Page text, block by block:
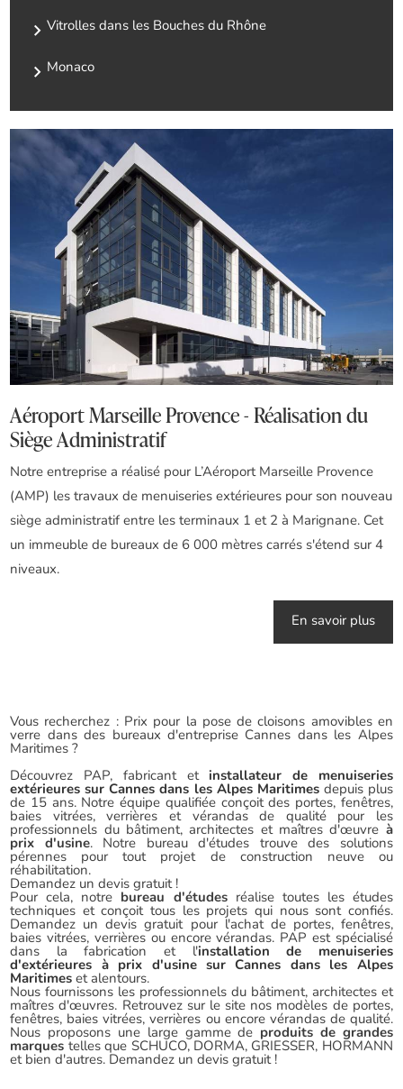
Vitrolles dans les Bouches du Rhône
Monaco
Aéroport Marseille Provence - Réalisation du
Siège Administratif
Notre entreprise a réalisé pour L’Aéroport Marseille Provence
(AMP) les travaux de menuiseries extérieures pour son nouveau
siège administratif entre les terminaux 1 et 2 à Marignane. Cet
un immeuble de bureaux de 6 000 mètres carrés s'étend sur 4
niveaux.
En savoir plus
Vous recherchez : Prix pour la pose de cloisons amovibles en
verre dans des bureaux d'entreprise Cannes dans les Alpes
Maritimes ?
Découvrez PAP, fabricant et installateur de menuiseries
extérieures sur Cannes dans les Alpes Maritimesdepuis plus
de 15 ans. Notre équipe qualifiée conçoit des portes, fenêtres,
baies vitrées, verrières et vérandas de qualité pour les
professionnels du bâtiment, architectes et maîtres d'œuvre à
prix d'usine. Notre bureau d'études trouve des solutions
pérennes pour tout projet de construction neuve ou
réhabilitation.
Demandez un devis gratuit !
Pour cela, notre bureau d'étudesréalise toutes les études
techniques et conçoit tous les projets qui nous sont confiés.
Demandez un devis gratuit pour l'achat de portes, fenêtres,
baies vitrées, verrières ou encore vérandas. PAP est spécialisé
dans la fabrication et l'installation de menuiseries
d'extérieures à prix d'usine sur Cannes dans les Alpes
Maritimes et alentours.
Nous fournissons les professionnels du bâtiment, architectes et
maîtres d'œuvres. Retrouvez sur le site nos modèles de portes,
fenêtres, baies vitrées, verrières ou encore vérandas de qualité.
Nous proposons une large gamme de produits de grandes
marques telles que SCHUCO, DORMA, GRIESSER, HORMANN
et bien d'autres. Demandez un devis gratuit !